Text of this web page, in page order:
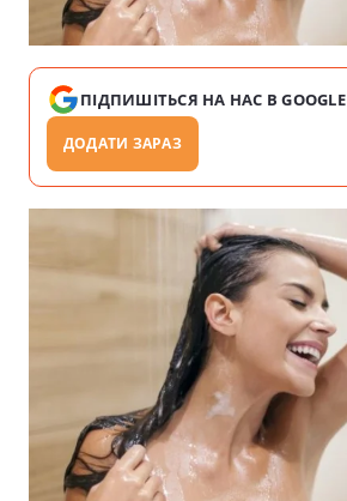
ПІДПИШІТЬСЯ НА НАС В GOOGLE
ДОДАТИ ЗАРАЗ